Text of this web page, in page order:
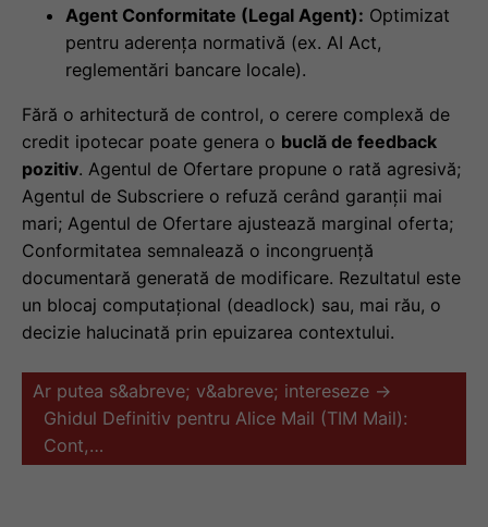
Agent Conformitate (Legal Agent): Optimizat
pentru aderența normativă (ex. AI Act,
reglementări bancare locale).
Fără o arhitectură de control, o cerere complexă de
credit ipotecar poate genera o buclă de feedback
pozitiv. Agentul de Ofertare propune o rată agresivă;
Agentul de Subscriere o refuză cerând garanții mai
mari; Agentul de Ofertare ajustează marginal oferta;
Conformitatea semnalează o incongruență
documentară generată de modificare. Rezultatul este
un blocaj computațional (deadlock) sau, mai rău, o
decizie halucinată prin epuizarea contextului.
Ar putea s&abreve; v&abreve; intereseze →
Ghidul Definitiv pentru Alice Mail (TIM Mail):
Cont,…